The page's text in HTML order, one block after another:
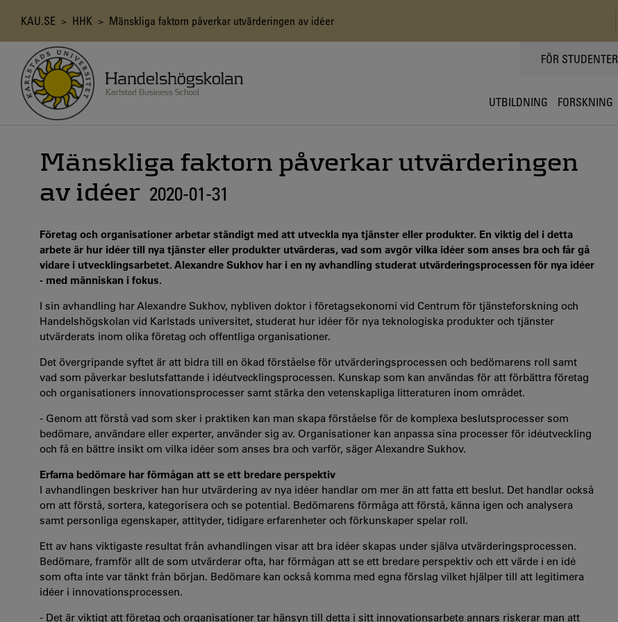
Länkstig
KAU.SE > HHK > Mänskliga faktorn påverkar utvärderingen av idéer
TOPPMENY
FÖR STUDENTER
UTBILDNING FORSKNING
Mänskliga faktorn påverkar utvärderingen
av idéer 2020-01-31
Företag och organisationer arbetar ständigt med att utveckla nya tjänster eller produkter. En viktig del i detta
arbete är hur idéer till nya tjänster eller produkter utvärderas, vad som avgör vilka idéer som anses bra och får gå
vidare i utvecklingsarbetet. Alexandre Sukhov har i en ny avhandling studerat utvärderingsprocessen för nya idéer
- med människan i fokus.
I sin avhandling har Alexandre Sukhov, nybliven doktor i företagsekonomi vid Centrum för tjänsteforskning och
Handelshögskolan vid Karlstads universitet, studerat hur idéer för nya teknologiska produkter och tjänster
utvärderats inom olika företag och offentliga organisationer.
Det övergripande syftet är att bidra till en ökad förståelse för utvärderingsprocessen och bedömarens roll samt
vad som påverkar beslutsfattande i idéutvecklingsprocessen. Kunskap som kan användas för att förbättra företag
och organisationers innovationsprocesser samt stärka den vetenskapliga litteraturen inom området.
- Genom att förstå vad som sker i praktiken kan man skapa förståelse för de komplexa beslutsprocesser som
bedömare, användare eller experter, använder sig av. Organisationer kan anpassa sina processer för idéutveckling
och få en bättre insikt om vilka idéer som anses bra och varför, säger Alexandre Sukhov.
Erfarna bedömare har förmågan att se ett bredare perspektiv
I avhandlingen beskriver han hur utvärdering av nya idéer handlar om mer än att fatta ett beslut. Det handlar också
om att förstå, sortera, kategorisera och se potential. Bedömarens förmåga att förstå, känna igen och analysera
samt personliga egenskaper, attityder, tidigare erfarenheter och förkunskaper spelar roll.
Ett av hans viktigaste resultat från avhandlingen visar att bra idéer skapas under själva utvärderingsprocessen.
Bedömare, framför allt de som utvärderar ofta, har förmågan att se ett bredare perspektiv och ett värde i en idé
som ofta inte var tänkt från början. Bedömare kan också komma med egna förslag vilket hjälper till att legitimera
idéer i innovationsprocessen.
- Det är viktigt att företag och organisationer tar hänsyn till detta i sitt innovationsarbete annars riskerar man att